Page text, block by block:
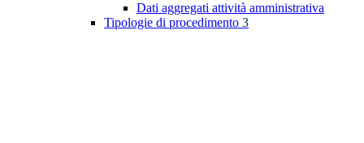
Dati aggregati attività amministrativa
Tipologie di procedimento 3